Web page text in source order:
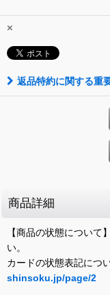
×
返品特約に関する重
商品詳細
【商品の状態につい
い。
カードの状態表記につ
shinsoku.jp/page/2